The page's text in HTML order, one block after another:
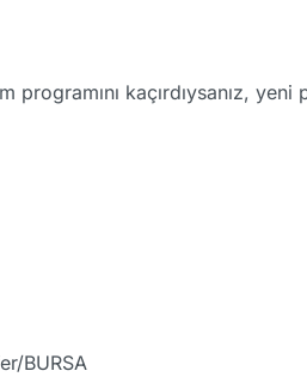
kaçırdıysanız, yeni
BURSA